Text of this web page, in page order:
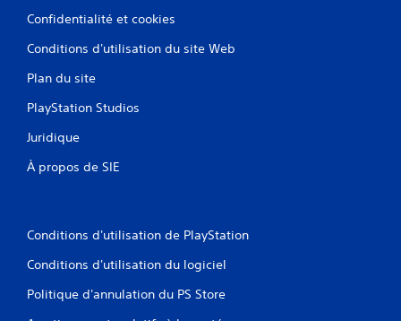
Confidentialité et cookies
Conditions d'utilisation du site Web
Plan du site
PlayStation Studios
Juridique
À propos de SIE
Conditions d'utilisation de PlayStation
Conditions d'utilisation du logiciel
Politique d'annulation du PS Store